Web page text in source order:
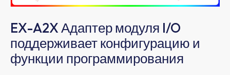
EX-A2X Адаптер модуля I/O
поддерживает конфигурацию и
функции программирования